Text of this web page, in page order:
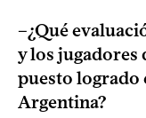
–¿Qué
y los jugadores
puesto logrado
Argentina?